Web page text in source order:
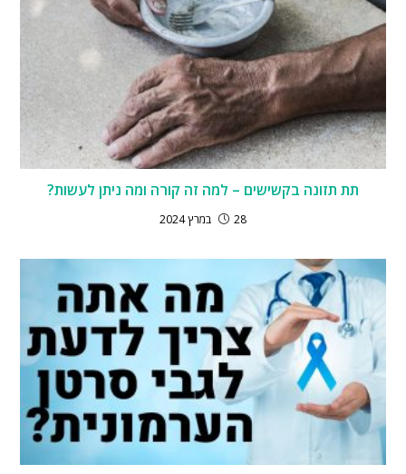
תת תזונה בקשישים – למה זה קורה ומה ניתן לעשות?
28 במרץ 2024